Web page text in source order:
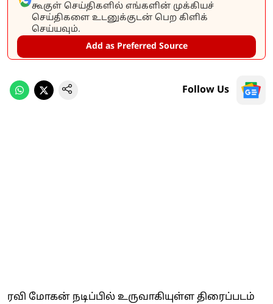
கூகுள் செய்திகளில் எங்களின் முக்கியச்
செய்திகளை உடனுக்குடன் பெற கிளிக்
செய்யவும்.
Add as Preferred Source
Follow Us
ரவி மோகன் நடிப்பில் உருவாகியுள்ள திரைப்படம்